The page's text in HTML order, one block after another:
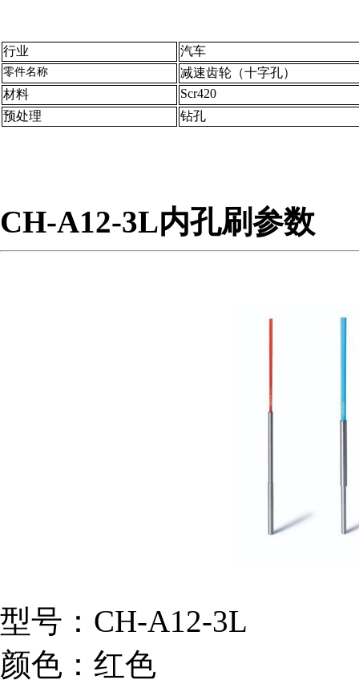
行业 汽车
零件名称
减速齿轮（十字孔）
材料
Scr420
预处理
钻孔
CH-A12-3L内孔刷参数
型号：CH-A12-3L
颜色：红色